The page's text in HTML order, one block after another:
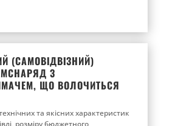
(САМОВІДВІЗНИЙ)
З
ЩО ВОЛОЧИТЬСЯ
та якісних характеристик
розміру бюджетного